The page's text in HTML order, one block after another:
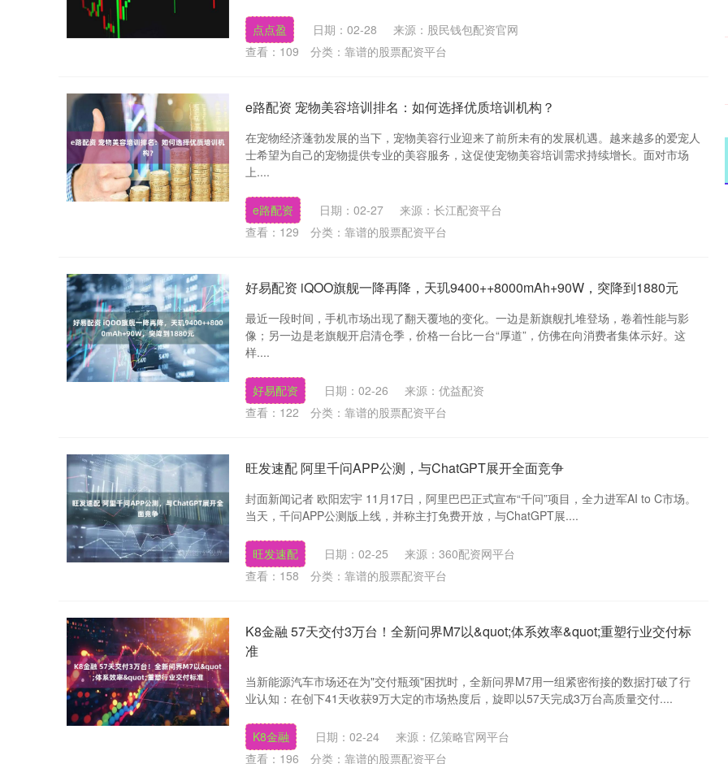
点点盈 日期：02-28
来源：股民钱包配资官网
查看： 109 分类： 靠谱的股票配资平台
e路配资 宠物美容培训排名：如何选择优质培训机构？
在宠物经济蓬勃发展的当下，宠物美容行业迎来了前所未有的发展机遇。越来越多的爱宠人
士希望为自己的宠物提供专业的美容服务，这促使宠物美容培训需求持续增长。面对市场
上....
e路配资 日期：02-27
来源：长江配资平台
查看： 129 分类： 靠谱的股票配资平台
好易配资 iQOO旗舰一降再降，天玑9400++8000mAh+90W，突降到1880元
最近一段时间，手机市场出现了翻天覆地的变化。一边是新旗舰扎堆登场，卷着性能与影
像；另一边是老旗舰开启清仓季，价格一台比一台“厚道”，仿佛在向消费者集体示好。这
样....
好易配资 日期：02-26
来源：优益配资
查看： 122 分类： 靠谱的股票配资平台
旺发速配 阿里千问APP公测，与ChatGPT展开全面竞争
封面新闻记者 欧阳宏宇 11月17日，阿里巴巴正式宣布“千问”项目，全力进军AI to C市场。
当天，千问APP公测版上线，并称主打免费开放，与ChatGPT展....
旺发速配 日期：02-25
来源：360配资网平台
查看： 158 分类： 靠谱的股票配资平台
K8金融 57天交付3万台！全新问界M7以&quot;体系效率&quot;重塑行业交付标
准
当新能源汽车市场还在为"交付瓶颈"困扰时，全新问界M7用一组紧密衔接的数据打破了行
业认知：在创下41天收获9万大定的市场热度后，旋即以57天完成3万台高质量交付....
K8金融 日期：02-24
来源：亿策略官网平台
查看： 196 分类： 靠谱的股票配资平台